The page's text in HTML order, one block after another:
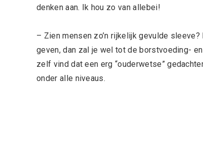
denken aan. Ik hou zo van allebei!
– Zien mensen zo’n rijkelijk gevulde
geven, dan zal je wel tot de borstvoeding-
zelf vind dat een erg “ouderwetse”
onder alle niveaus.